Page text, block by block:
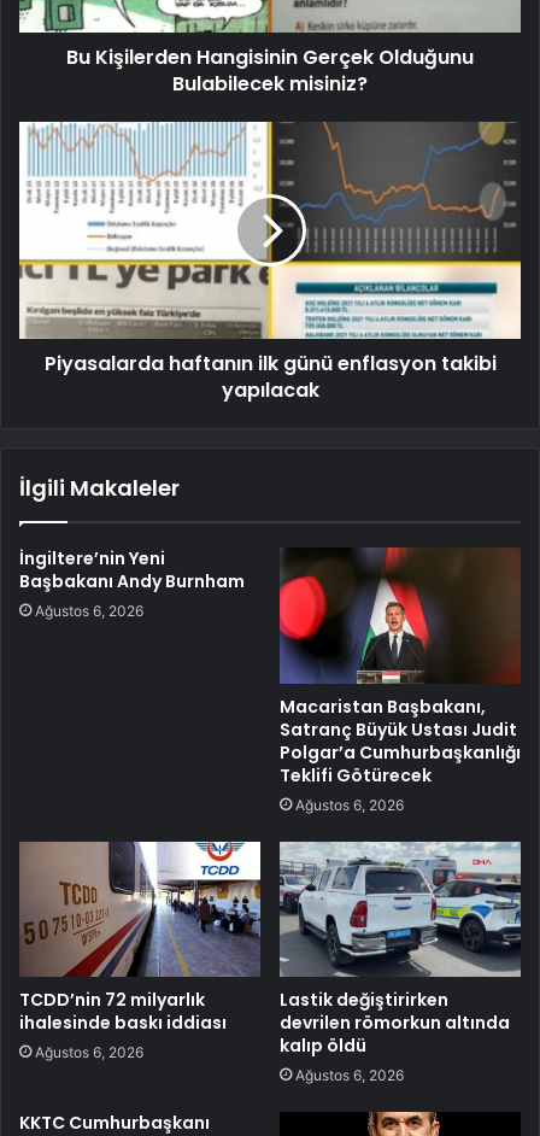
Bu Kişilerden Hangisinin Gerçek Olduğunu
Bulabilecek misiniz?
Piyasalarda haftanın ilk günü enflasyon takibi
yapılacak
İlgili Makaleler
İngiltere’nin Yeni
Başbakanı Andy Burnham
Ağustos 6, 2026
Macaristan Başbakanı,
Satranç Büyük Ustası Judit
Polgar’a Cumhurbaşkanlığı
Teklifi Götürecek
Ağustos 6, 2026
TCDD’nin 72 milyarlık
ihalesinde baskı iddiası
Ağustos 6, 2026
Lastik değiştirirken
devrilen römorkun altında
kalıp öldü
Ağustos 6, 2026
KKTC Cumhurbaşkanı